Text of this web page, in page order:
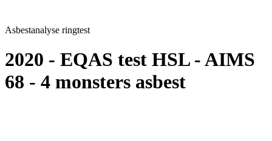
Asbestanalyse ringtest
2020 - EQAS test HSL - AIMS
68 - 4 monsters asbest